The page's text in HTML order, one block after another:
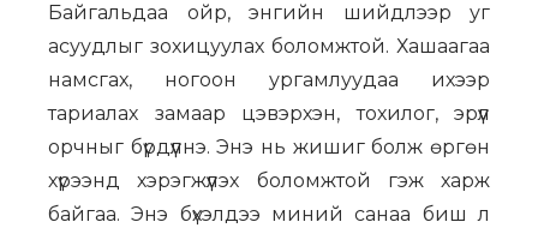
Байгальдаа ойр, энгийн шийдлээр уг
асуудлыг зохицуулах боломжтой. Хашаагаа
намсгах, ногоон ургамлуудаа ихээр
тариалах замаар цэвэрхэн, тохилог, эрүүл
орчныг бүрдүүлнэ. Энэ нь жишиг болж өргөн
хүрээнд хэрэгжүүлэх боломжтой гэж харж
байгаа. Энэ бүхэлдээ миний санаа биш л